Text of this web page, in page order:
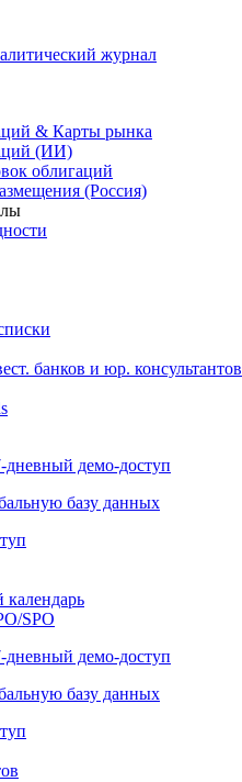
журнал
& Карты рынка
(ИИ)
облигаций
(Россия)
банков и юр. консультантов
дневный демо-доступ
базу данных
SPO
дневный демо-доступ
базу данных